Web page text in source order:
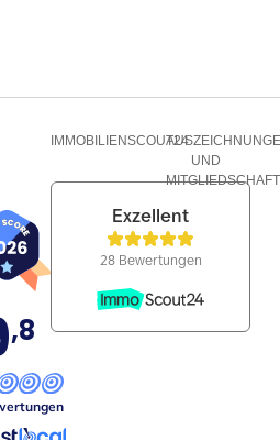
,8
IMMOBILIENSCOUT24
UND